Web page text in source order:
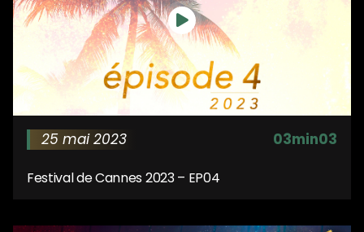
25 mai 2023 03min03
Festival de Cannes 2023 – EP04